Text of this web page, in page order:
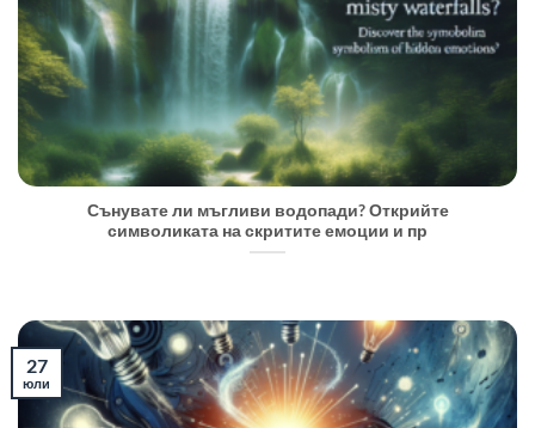
Сънувате ли мъгливи водопади? Открийте
символиката на скритите емоции и пр
27
юли